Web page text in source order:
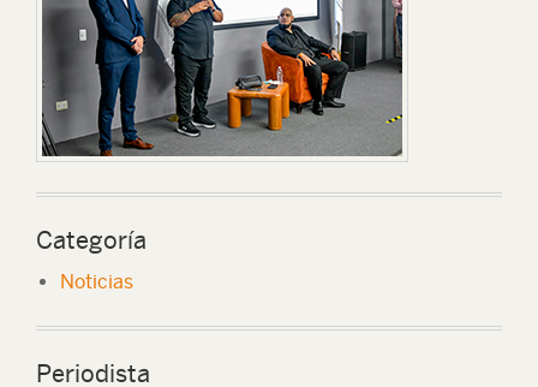
Categoría
Noticias
Periodista